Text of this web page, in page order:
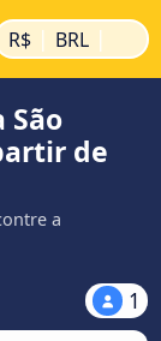
R$ | BRL |
São
de
a
1